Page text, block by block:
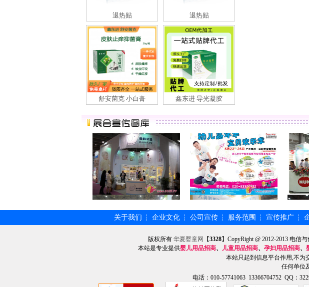
退热贴 退热贴
舒安菌克 小白膏 鑫东进 导光凝胶
关于我们 ┆ 企业文化 ┆ 公司宣传 ┆ 服务范围 ┆ 宣传推广 ┆
版权所有 华夏婴童网 【3328】CopyRight @ 2012-2013 电信
本站是专业提供婴儿用品招商、 儿童用品招商、 孕妇用品招商、
本站只起到信息平台作用,不为
任何单位
电话：010-57741063 13366704752 QQ：